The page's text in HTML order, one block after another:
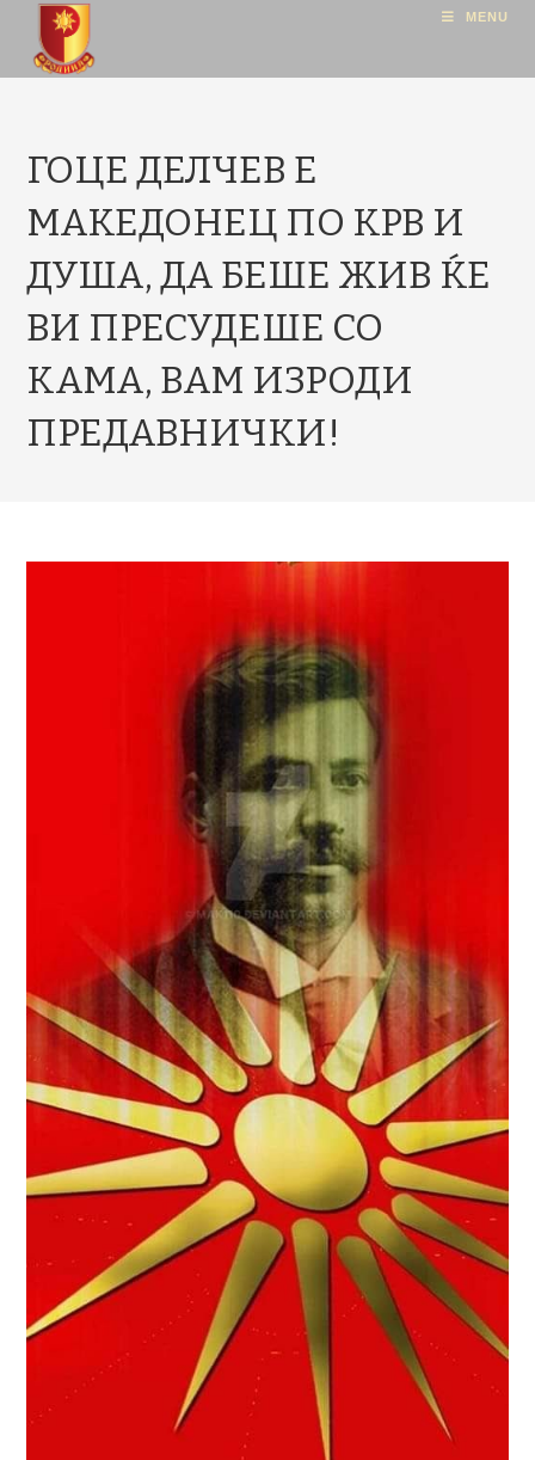
MENU
ГОЦЕ ДЕЛЧЕВ Е
МАКЕДОНЕЦ ПО КРВ И
ДУША, ДА БЕШЕ ЖИВ ЌЕ
ВИ ПРЕСУДЕШЕ СО
КАМА, ВАМ ИЗРОДИ
ПРЕДАВНИЧКИ!